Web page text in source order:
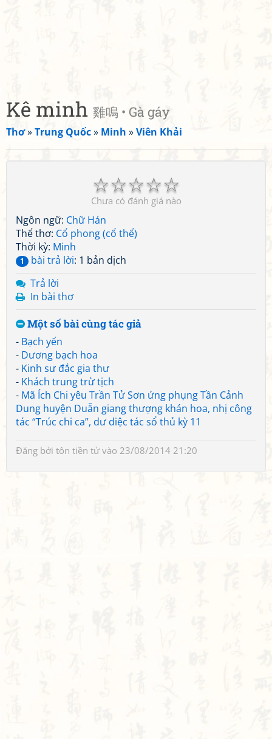
Kê minh 雞鳴 • Gà gáy
Thơ»Trung Quốc» Minh »Viên Khải
☆
☆
☆
☆
☆
Chưa có đánh giá nào
Ngôn ngữ: Chữ Hán
Thể thơ: Cổ phong (cổ thể)
Thời kỳ: Minh
1 bài trả lời: 1 bản dịch
Trả lời
In bài thơ
Một số bài cùng tác giả
- Bạch yến
- Dương bạch hoa
- Kinh sư đắc gia thư
- Khách trung trừ tịch
- Mã Ích Chi yêu Trần Tử Sơn ứng phụng Tần Cảnh
Dung huyện Duẫn giang thượng khán hoa, nhị công
tác “Trúc chi ca”, dư diệc tác sổ thủ kỳ 11
Đăng bởi tôn tiền tửvào 23/08/2014 21:20